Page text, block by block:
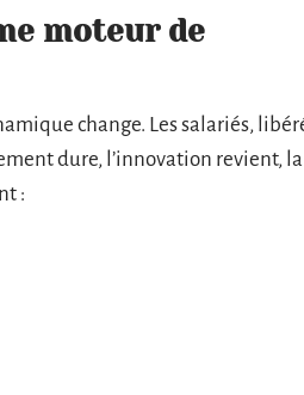
moteur de
change. Les salariés,
dure, l’innovation revient, la
: